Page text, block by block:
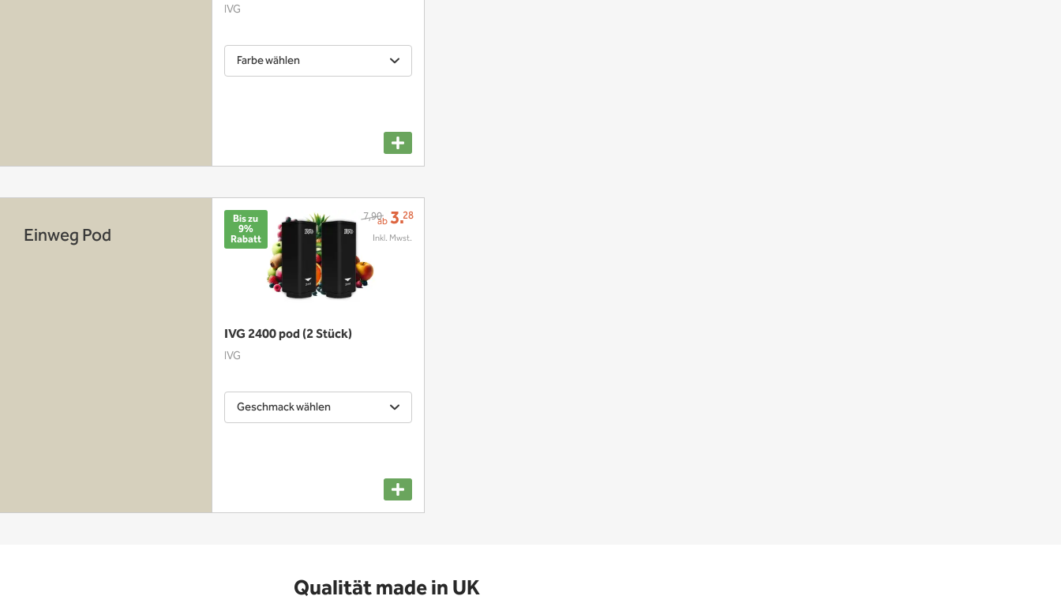
IVG
Farbe wählen
Einweg Pod
ab
7,90 3.28
Bis zu
9%
Rabatt
IVG 2400 pod (2 Stück)
IVG
Geschmack wählen
Qualität made in UK